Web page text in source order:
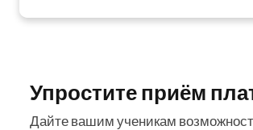
Упростите приём
Дайте вашим ученикам